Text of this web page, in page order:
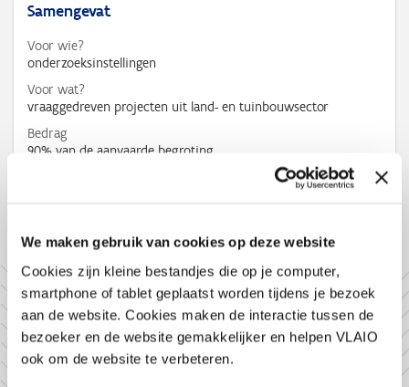
We maken gebruik van cookies op deze website
Cookies zijn kleine bestandjes die op je computer,
smartphone of tablet geplaatst worden tijdens je bezoek
aan de website. Cookies maken de interactie tussen de
bezoeker en de website gemakkelijker en helpen VLAIO
ook om de website te verbeteren.
Samengevat
Voor wie?
onderzoeksinstellingen
Voor wat?
vraaggedreven projecten uit land- en tuinbouwsector
Bedrag
90% van de aanvaarde begroting
Koesensor:
opvolgen van